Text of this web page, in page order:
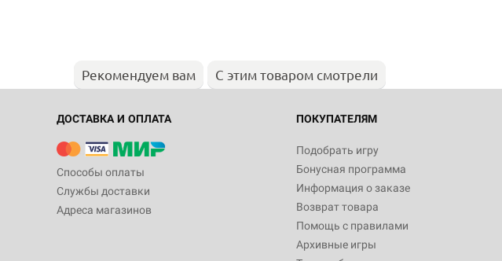
Рекомендуем вам С этим товаром смотрели
ДОСТАВКА И ОПЛАТА
Способы оплаты
Службы доставки
Адреса магазинов
ПОКУПАТЕЛЯМ
Подобрать игру
Бонусная программа
Информация о заказе
Возврат товара
Помощь с правилами
Архивные игры